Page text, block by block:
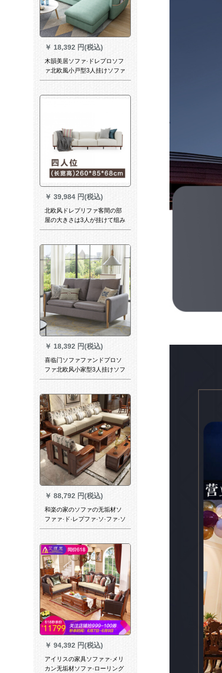
￥ 18,392 円(税込)
木韻美居ソファ·ドレプロソフ
ァ北欧風小戸型3人挂けソファ
日本式回転角组み合わせソル
￥ 39,984 円(税込)
北欧风ドレプリファ客間の部
屋の大きさは3人が挂けて组み
合わせます。韩式日本式现代
￥ 18,392 円(税込)
喜临门ソファファンドプロソ
ファ北欧风小家型3人挂けソフ
ァァァ
￥ 88,792 円(税込)
和楽の家のソファの无垢材ソ
ファァ·ド·レプファ·ソ·ファ·ソ
ファ·ソファ·ソ·ファァァのリ
1+2+3セトのギフスの角のリ
ビグ·ル·ル·ル·ル
￥ 94,392 円(税込)
アイリスの家具ソファァ·メリ
カン无垢材ソファ·ローリング